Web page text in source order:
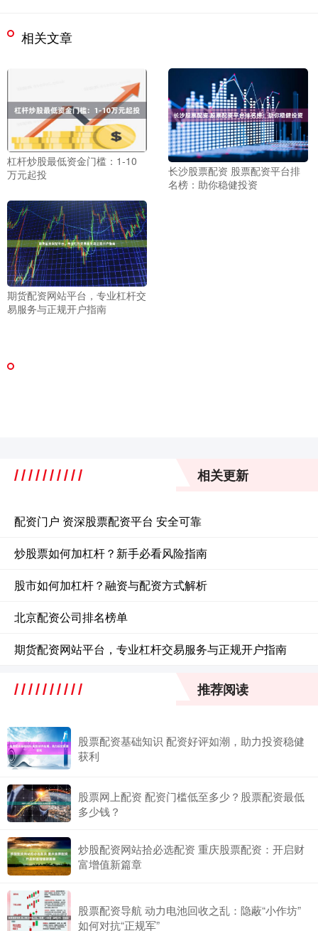
相关文章
杠杆炒股最低资金门槛：1-10
万元起投
长沙股票配资 股票配资平台排
名榜：助你稳健投资
期货配资网站平台，专业杠杆交
易服务与正规开户指南
相关更新
配资门户 资深股票配资平台 安全可靠
炒股票如何加杠杆？新手必看风险指南
股市如何加杠杆？融资与配资方式解析
北京配资公司排名榜单
期货配资网站平台，专业杠杆交易服务与正规开户指南
推荐阅读
股票配资基础知识 配资好评如潮，助力投资稳健
获利
股票网上配资 配资门槛低至多少？股票配资最低
多少钱？
炒股配资网站拾必选配资 重庆股票配资：开启财
富增值新篇章
股票配资导航 动力电池回收之乱：隐蔽“小作坊”
如何对抗“正规军”